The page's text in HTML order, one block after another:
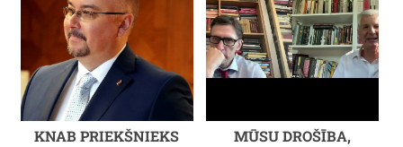
KNAB PRIEKŠNIEKS
MŪSU DROŠĪBA,